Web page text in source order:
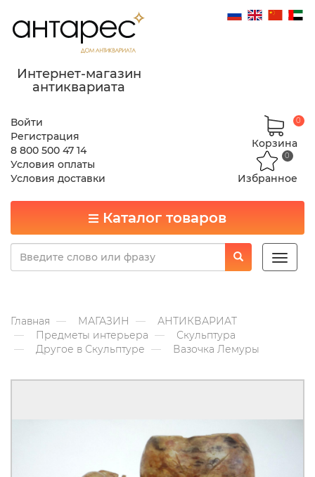
Интернет-магазин
антиквариата
Войти
Регистрация
8 800 500 47 14
Условия оплаты
Условия доставки
Корзина
0
Избранное
0
Каталог товаров
Toggle
Главная МАГАЗИН
АНТИКВАРИАТ
Предметы интерьера
Скульптура
Другое в Скульптуре
Вазочка Лемуры